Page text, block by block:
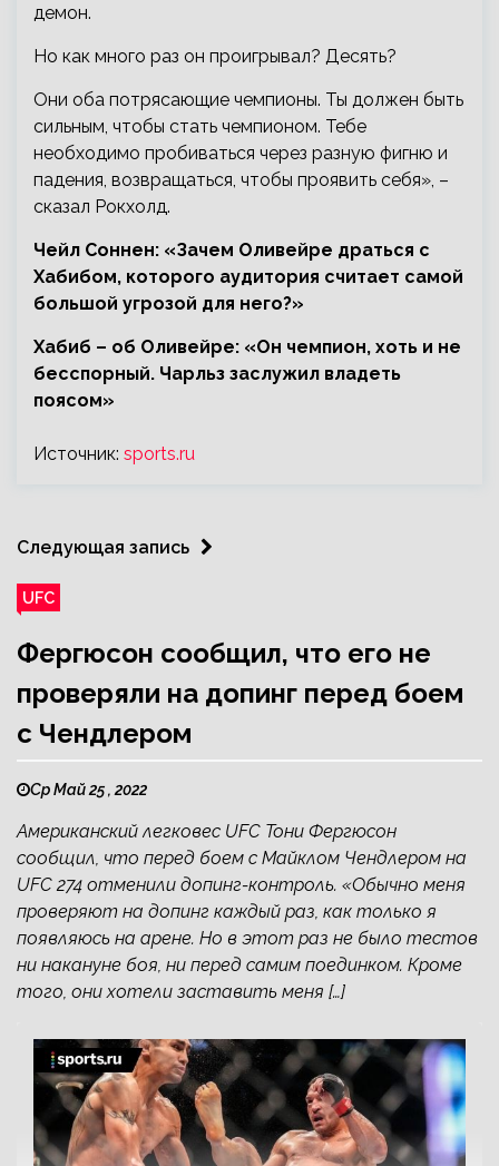
демон.
Но как много раз он проигрывал? Десять?
Они оба потрясающие чемпионы. Ты должен быть
сильным, чтобы стать чемпионом. Тебе
необходимо пробиваться через разную фигню и
падения, возвращаться, чтобы проявить себя», –
сказал Рокхолд.
Чейл Соннен: «Зачем Оливейре драться с
Хабибом, которого аудитория считает самой
большой угрозой для него?»
Хабиб – об Оливейре: «Он чемпион, хоть и не
бесспорный. Чарльз заслужил владеть
поясом»
Источник: sports.ru
Следующая запись
UFC
Фергюсон сообщил, что его не
проверяли на допинг перед боем
с Чендлером
Ср Май 25 , 2022
Американский легковес UFC Тони Фергюсон
сообщил, что перед боем с Майклом Чендлером на
UFC 274 отменили допинг-контроль. «Обычно меня
проверяют на допинг каждый раз, как только я
появляюсь на арене. Но в этот раз не было тестов
ни накануне боя, ни перед самим поединком. Кроме
того, они хотели заставить меня […]